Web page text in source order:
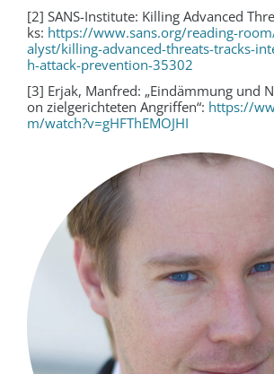
[2] SANS-Institute: Killing Advanced
ks: https://www.sans.org/reading-
alyst/killing-advanced-threats-tracks-
h-attack-prevention-35302
[3] Erjak, Manfred: „Eindämmung und
on zielgerichteten Angriffen“: https://
m/watch?v=gHFThEMOJHI